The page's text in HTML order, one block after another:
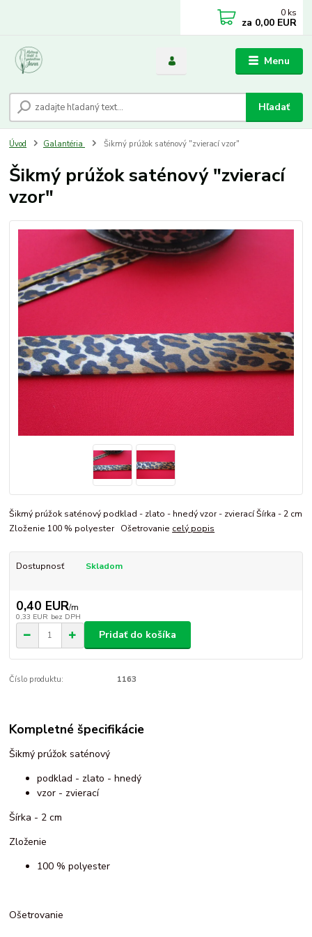
Menu
Hľadať
0 ks
za 0,00 EUR
Úvod Galantéria Šikmý prúžok saténový "zvierací vzor"
Šikmý prúžok saténový "zvierací
vzor"
Šikmý prúžok saténový podklad - zlato - hnedý vzor - zvierací Šírka - 2 cm
Zloženie 100 % polyester Ošetrovanie celý popis
Dostupnosť Skladom
0,40 EUR/m
0,33 EUR bez DPH
Pridať do košíka
Číslo produktu: 1163
Kompletné špecifikácie
Šikmý prúžok saténový
podklad - zlato - hnedý
vzor - zvierací
Šírka - 2 cm
Zloženie
100 % polyester
Ošetrovanie